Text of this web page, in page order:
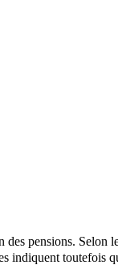
pensions.
indiquent toutefois